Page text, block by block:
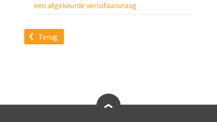
een afgekeurde verlofaanvraag
Terug